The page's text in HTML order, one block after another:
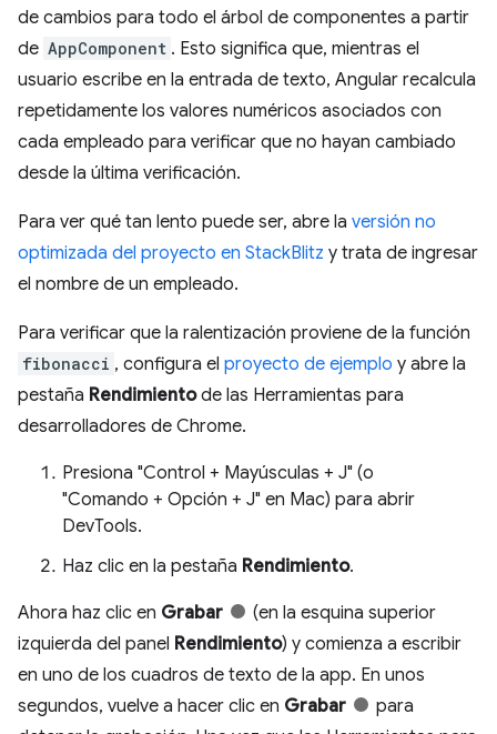
de cambios para todo el árbol de componentes a partir
de AppComponent . Esto significa que, mientras el
usuario escribe en la entrada de texto, Angular recalcula
repetidamente los valores numéricos asociados con
cada empleado para verificar que no hayan cambiado
desde la última verificación.
Para ver qué tan lento puede ser, abre la versión no
optimizada del proyecto en StackBlitz y trata de ingresar
el nombre de un empleado.
Para verificar que la ralentización proviene de la función
fibonacci , configura el proyecto de ejemplo y abre la
pestaña Rendimientode las Herramientas para
desarrolladores de Chrome.
Presiona "Control + Mayúsculas + J" (o
"Comando + Opción + J" en Mac) para abrir
DevTools.
Haz clic en la pestaña Rendimiento.
Ahora haz clic en Grabar
(en la esquina superior
izquierda del panel Rendimiento) y comienza a escribir
en uno de los cuadros de texto de la app. En unos
segundos, vuelve a hacer clic en Grabar
para